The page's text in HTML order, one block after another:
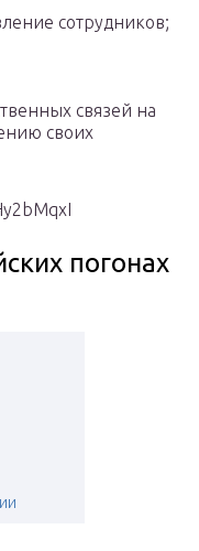
сотрудников;
связей на
своих
погонах